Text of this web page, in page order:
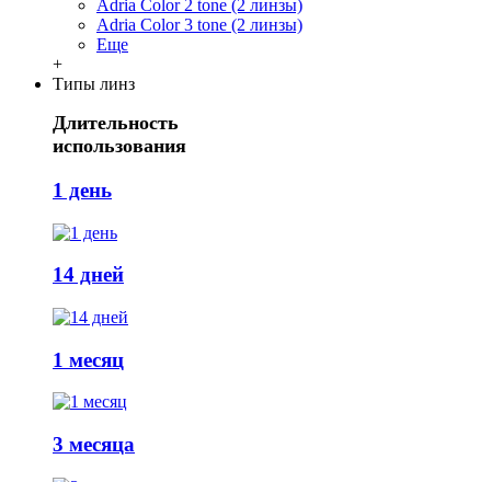
Adria Сolor 2 tone (2 линзы)
Adria Сolor 3 tone (2 линзы)
Еще
+
Типы линз
Длительность
использования
1 день
14 дней
1 месяц
3 месяца